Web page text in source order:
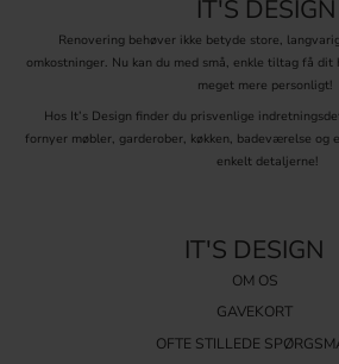
IT'S DESIGN
Renovering behøver ikke betyde store,
omkostninger. Nu kan du med små, enkle tiltag få
meget mere personligt!
Hos It’s Design finder du prisvenlige
fornyer møbler, garderober, køkken, badeværelse og
enkelt detaljerne!
IT'S DESIGN
OM OS
GAVEKORT
OFTE STILLEDE